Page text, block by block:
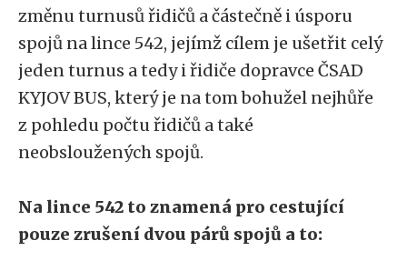
změnu turnusů řidičů a částečně i úsporu
spojů na lince 542, jejímž cílem je ušetřit celý
jeden turnus a tedy i řidiče dopravce ČSAD
KYJOV BUS, který je na tom bohužel nejhůře
z pohledu počtu řidičů a také
neobsloužených spojů.
Na lince 542 to znamená pro cestující
pouze zrušení dvou párů spojů a to: